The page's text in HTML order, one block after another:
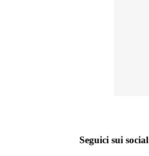
Seguici sui social